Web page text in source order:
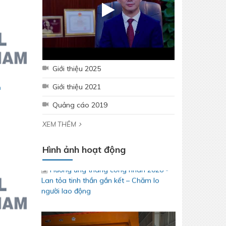
Giới thiệu 2025
Giới thiệu 2021
Quảng cáo 2019
XEM THÊM
Hình ảnh hoạt động
Lan tỏa tinh thần gắn kết – Chăm lo
người lao động